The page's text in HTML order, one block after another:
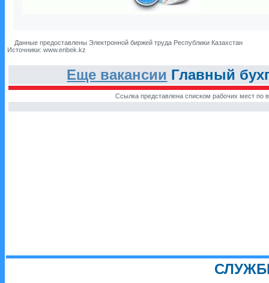
Данные предоставлены Электронной биржей труда Республики Казахстан
Источники: www.enbek.kz
Еще вакансии Главный
Ссылка представлена списком рабочих мест по